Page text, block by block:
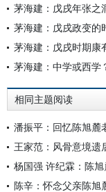
茅海建：戊戌年张之
茅海建：戊戌时期康
相同主题阅读
潘振平：回忆陈旭麓
王家范：风骨意境
杨国强 许纪霖：陈
陈辛：怀念父亲陈旭